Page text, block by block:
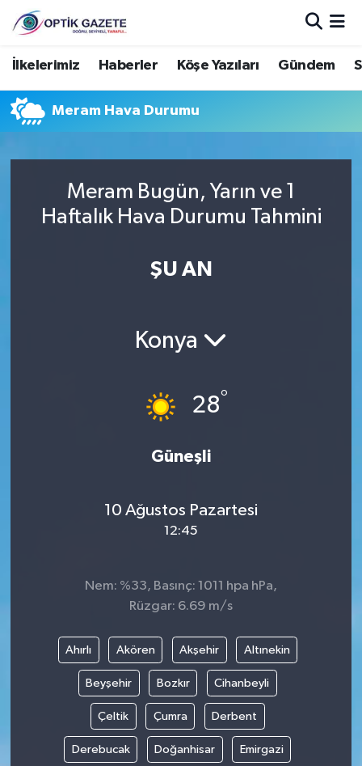
İlkelerimiz Haberler Köşe Yazıları Gündem
Meram Hava Durumu
Meram Bugün, Yarın ve 1
Haftalık Hava Durumu Tahmini
ŞU AN
Konya
28°
Güneşli
10 Ağustos Pazartesi
12:45
Nem: %33, Basınç: 1011 hpa hPa,
Rüzgar: 6.69 m/s
Ahırlı Akören Akşehir Altınekin
Beyşehir Bozkır Cihanbeyli
Çeltik Çumra Derbent
Derebucak Doğanhisar Emirgazi
Nöbetçi Eczaneler
Hava Durumu
Trafik Durumu
Süper Lig Puan Durumu ve Fikstür